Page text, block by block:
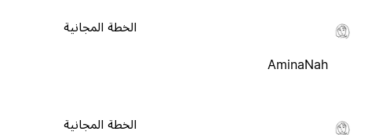
AminaNah
الخطة المجانية
الخطة المجانية